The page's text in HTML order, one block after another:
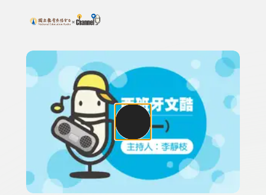
上方功能區塊
搜尋關鍵字：可輸入節目名稱、主持人或關鍵字